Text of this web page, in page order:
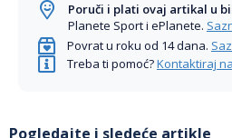
Poruči i plati ovaj artikal u
Planete Sport i ePlanete.
Povrat u roku od 14 dana.
Treba ti pomoć?Kontaktiraj
Pogledajte i sledeće artikle